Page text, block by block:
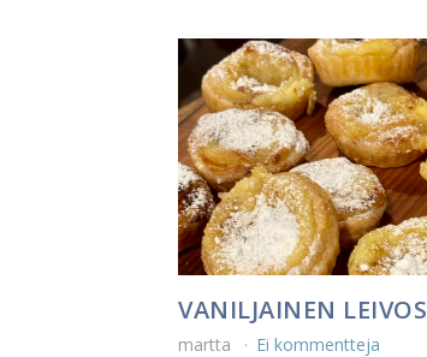
VANILJAINEN LEIVOS
martta Ei kommentteja